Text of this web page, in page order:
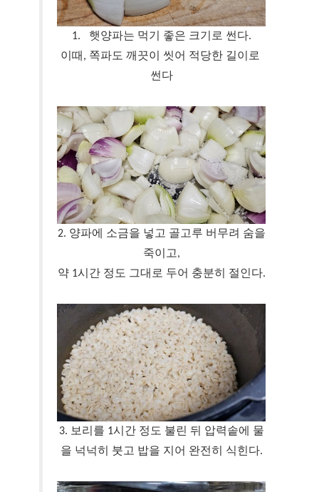
1. 햇양파는 먹기 좋은 크기로 썬다.
이때, 쪽파도 깨끗이 씻어 적당한 길이로
썬다
2. 양파에 소금을 넣고 골고루 버무려 숨을
죽이고,
약 1시간 정도 그대로 두어 충분히 절인다.
3. 보리를 1시간 정도 불린 뒤 압력솥에 물
을 넉넉히 붓고 밥을 지어 완전히 식힌다.